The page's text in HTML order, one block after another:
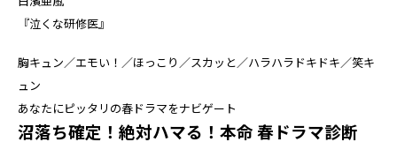
『泣くな研修医』
胸キュン／エモい！／ほっこり／スカッと／ハラハラドキドキ／笑キ
ュン
あなたにピッタリの春ドラマをナビゲート
沼落ち確定！絶対ハマる！本命 春ドラマ診断